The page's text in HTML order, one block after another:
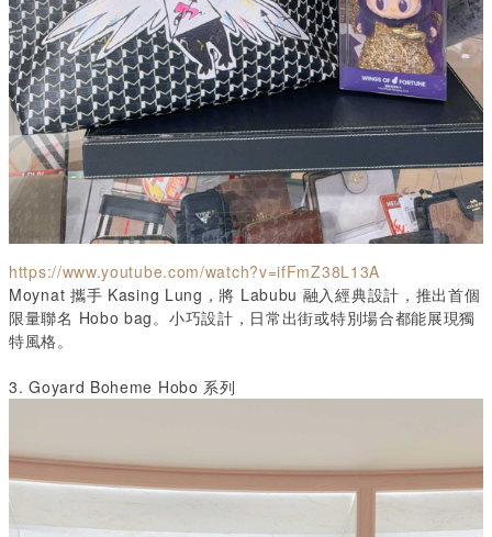
https://www.youtube.com/watch?v=ifFmZ38L13A
Moynat 攜手 Kasing Lung ，將 Labubu 融入經典設計，推出首個
限量聯名 Hobo bag 。小巧設計，日常出街或特別場合都能展現獨
特風格。
3. Goyard Boheme Hobo 系列